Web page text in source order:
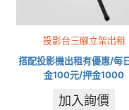
投影台三腳立架出租
搭配投影機出租有優惠/每
金100元/押金1000
加入詢價